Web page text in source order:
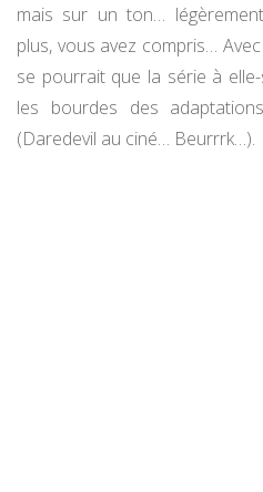
mais sur un ton…
plus, vous avez compris…
se pourrait que la série à
les bourdes des
(Daredevil au ciné… Beurrrk…).